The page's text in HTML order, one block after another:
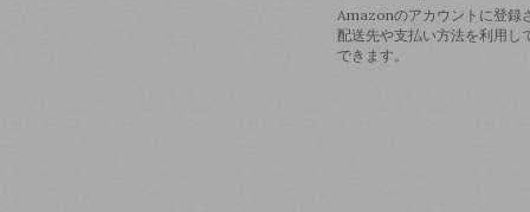
Amazonのアカウントに登録
配送先や支払い方法を利用し
できます。